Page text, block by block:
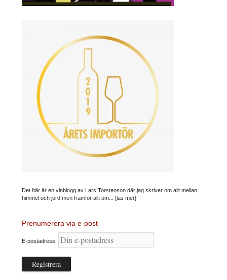
Det här är en vinblogg av Lars Torstenson där jag skriver om allt mellan
himmel och jord men framför allt om... [läs mer]
Prenumerera via e-post
E-postadress: